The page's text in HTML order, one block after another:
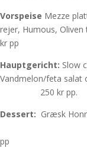
Vorspeise Mezze
rejer, Humous,
kr pp
Hauptgericht: Slow
Vandmelon/
250 kr pp.
Dessert: Græsk
pp